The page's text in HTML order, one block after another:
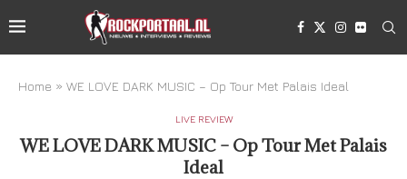
Home » WE LOVE DARK MUSIC – Op Tour Met Palais Ideal
LIVE REVIEW
WE LOVE DARK MUSIC – Op Tour Met Palais
Ideal